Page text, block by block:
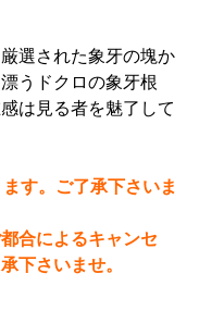
選された象牙の塊か
うドクロの象牙根
は見る者を魅了して
す。ご了承下さいま
合によるキャンセ
下さいませ。